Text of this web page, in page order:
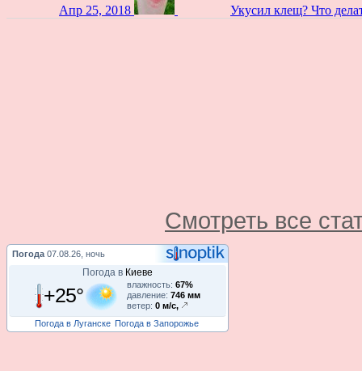
Апр 25, 2018 Укусил клещ? Что
Смотреть все
Погода 07.08.26, ночь
Погода в Киеве
+25° влажность: 67%
давление: 746 мм
ветер: 0 м/с,
Погода в Луганске Погода в Запорожье